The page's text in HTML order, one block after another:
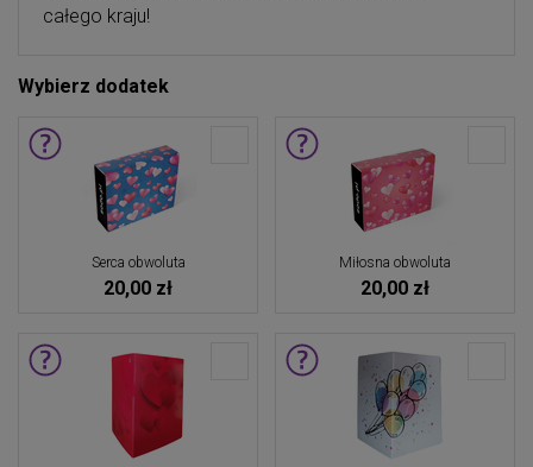
całego kraju!
Wybierz dodatek
Serca obwoluta
20,00 zł
Miłosna obwoluta
20,00 zł